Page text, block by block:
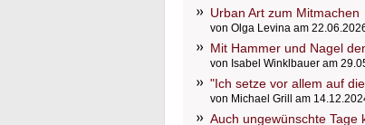
Urban Art zum Mitmachen
von Olga Levina am
Mit Hammer und Nagel
von Isabel Winklbauer am
"Ich setze vor allem auf
von Michael Grill am
Auch ungewünschte Tage